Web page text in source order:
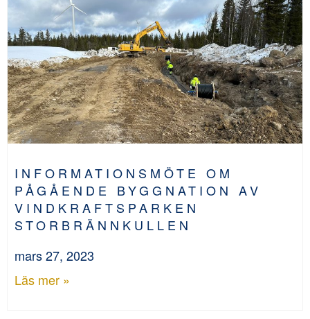
INFORMATIONSMÖTE OM
PÅGÅENDE BYGGNATION AV
VINDKRAFTSPARKEN
STORBRÄNNKULLEN
mars 27, 2023
Läs mer »